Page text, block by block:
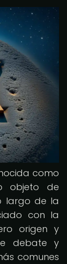
como
objeto de
largo de la
con la
origen y
debate y
comunes